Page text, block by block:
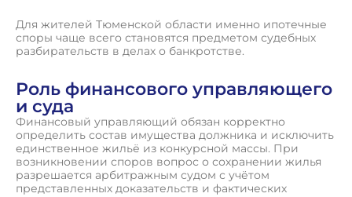
Для жителей Тюменской области именно ипотечные
споры чаще всего становятся предметом судебных
разбирательств в делах о банкротстве.
Роль финансового управляющего
и суда
Финансовый управляющий обязан корректно
определить состав имущества должника и исключить
единственное жильё из конкурсной массы. При
возникновении споров вопрос о сохранении жилья
разрешается арбитражным судом с учётом
представленных доказательств и фактических